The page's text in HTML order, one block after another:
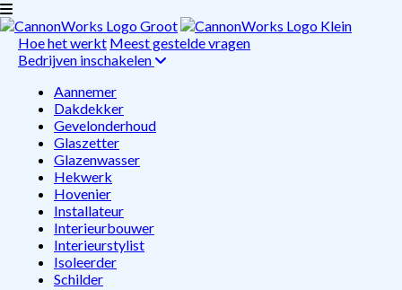
Hoe het werkt Meest gestelde vragen
Bedrijven inschakelen
Aannemer
Dakdekker
Gevelonderhoud
Glaszetter
Glazenwasser
Hekwerk
Hovenier
Installateur
Interieurbouwer
Interieurstylist
Isoleerder
Schilder